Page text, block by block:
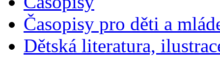
Časopisy pro děti a
Dětská literatura,